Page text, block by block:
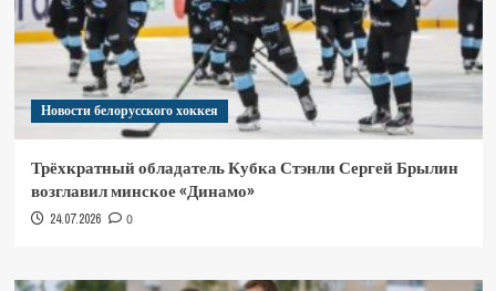
Новости белорусского хоккея
Трёхкратный обладатель Кубка Стэнли Сергей Брылин
возглавил минское «Динамо»
24.07.2026 0